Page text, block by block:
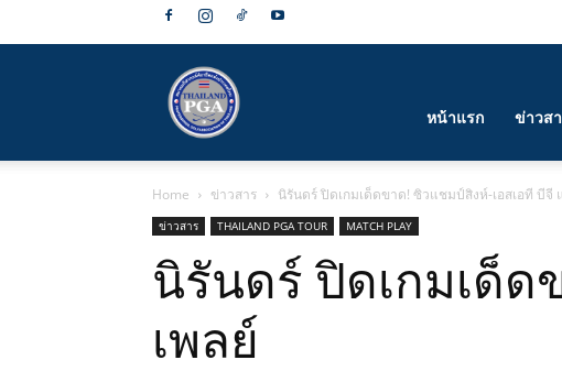
กีฬา
หน้าแรก ข่าวส
Home ข่าวสาร นิรันดร์ ปิดเกมเด็ดขาด! ซิวแชมป์สิงห์-เอสเอที บีจี
ข่าวสาร THAILAND PGA TOUR MATCH PLAY
นิรันดร์ ปิดเกมเด็ด
เพลย์